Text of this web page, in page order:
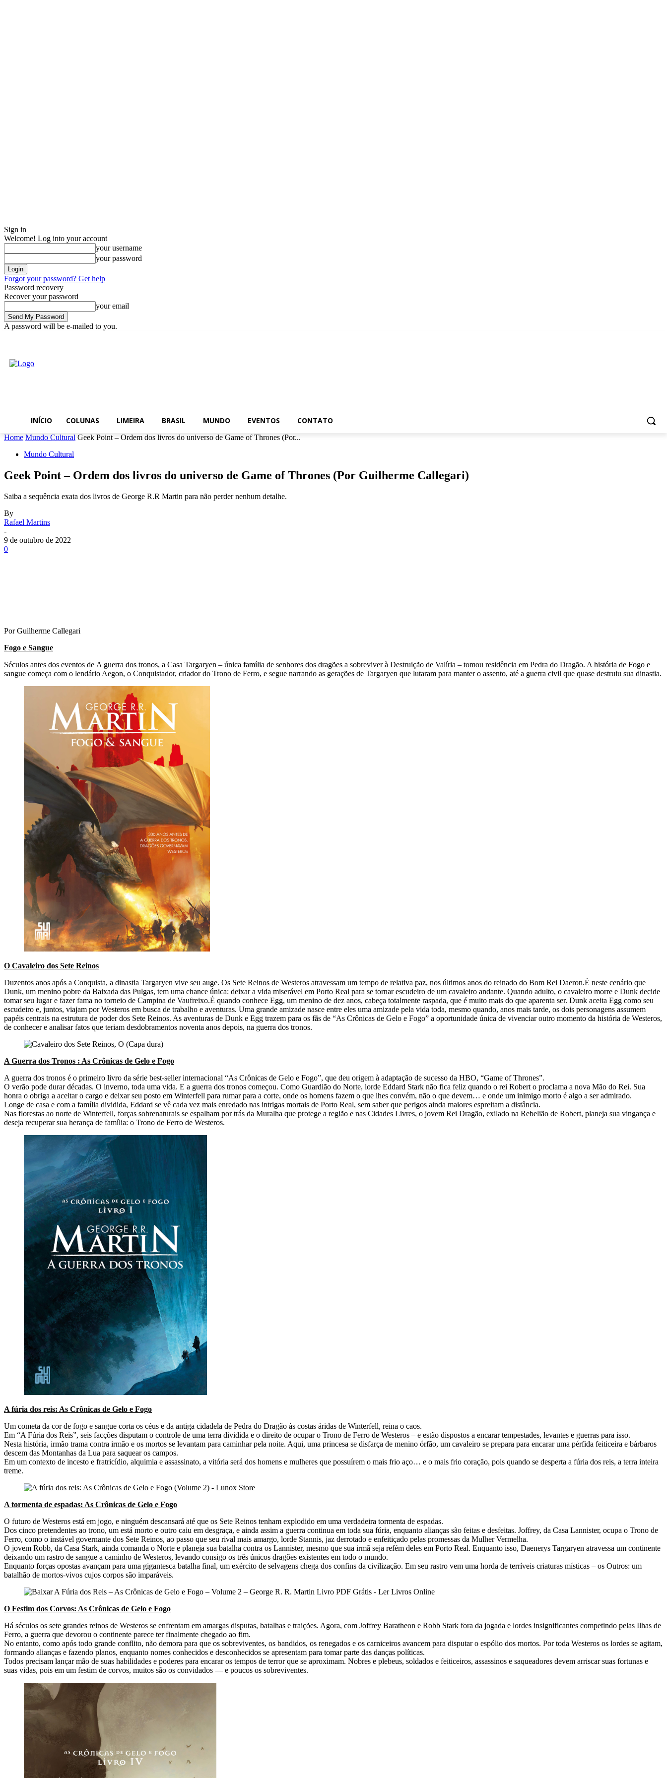
Sign in
Welcome! Log into your account
your username
your password
Forgot your password? Get help
Password recovery
Recover your password
your email
A password will be e-mailed to you.
INÍCIO COLUNAS LIMEIRA BRASIL MUNDO EVENTOS CONTATO
Home Mundo Cultural Geek Point – Ordem dos livros do universo de Game of Thrones (Por...
Mundo Cultural
Geek Point – Ordem dos livros do universo de Game of Thrones (Por Guilherme Callegari)
Saiba a sequência exata dos livros de George R.R Martin para não perder nenhum detalhe.
By
Rafael Martins
-
9 de outubro de 2022
0
Por Guilherme Callegari
Fogo e Sangue
Séculos antes dos eventos de A guerra dos tronos, a Casa Targaryen – única família de senhores dos dragões a sobreviver à Destruição de Valíria – tomou residência em Pedra do Dragão. A história de Fogo e
sangue começa com o lendário Aegon, o Conquistador, criador do Trono de Ferro, e segue narrando as gerações de Targaryen que lutaram para manter o assento, até a guerra civil que quase destruiu sua dinastia.
O Cavaleiro dos Sete Reinos
Duzentos anos após a Conquista, a dinastia Targaryen vive seu auge. Os Sete Reinos de Westeros atravessam um tempo de relativa paz, nos últimos anos do reinado do Bom Rei Daeron.É neste cenário que
Dunk, um menino pobre da Baixada das Pulgas, tem uma chance única: deixar a vida miserável em Porto Real para se tornar escudeiro de um cavaleiro andante. Quando adulto, o cavaleiro morre e Dunk decide
tomar seu lugar e fazer fama no torneio de Campina de Vaufreixo.É quando conhece Egg, um menino de dez anos, cabeça totalmente raspada, que é muito mais do que aparenta ser. Dunk aceita Egg como seu
escudeiro e, juntos, viajam por Westeros em busca de trabalho e aventuras. Uma grande amizade nasce entre eles uma amizade pela vida toda, mesmo quando, anos mais tarde, os dois personagens assumem
papéis centrais na estrutura de poder dos Sete Reinos. As aventuras de Dunk e Egg trazem para os fãs de “As Crônicas de Gelo e Fogo” a oportunidade única de vivenciar outro momento da história de Westeros,
de conhecer e analisar fatos que teriam desdobramentos noventa anos depois, na guerra dos tronos.
A Guerra dos Tronos : As Crônicas de Gelo e Fogo
A guerra dos tronos é o primeiro livro da série best-seller internacional “As Crônicas de Gelo e Fogo”, que deu origem à adaptação de sucesso da HBO, “Game of Thrones”.
O verão pode durar décadas. O inverno, toda uma vida. E a guerra dos tronos começou. Como Guardião do Norte, lorde Eddard Stark não fica feliz quando o rei Robert o proclama a nova Mão do Rei. Sua
honra o obriga a aceitar o cargo e deixar seu posto em Winterfell para rumar para a corte, onde os homens fazem o que lhes convém, não o que devem… e onde um inimigo morto é algo a ser admirado.
Longe de casa e com a família dividida, Eddard se vê cada vez mais enredado nas intrigas mortais de Porto Real, sem saber que perigos ainda maiores espreitam a distância.
Nas florestas ao norte de Winterfell, forças sobrenaturais se espalham por trás da Muralha que protege a região e nas Cidades Livres, o jovem Rei Dragão, exilado na Rebelião de Robert, planeja sua vingança e
deseja recuperar sua herança de família: o Trono de Ferro de Westeros.
A fúria dos reis: As Crônicas de Gelo e Fogo
Um cometa da cor de fogo e sangue corta os céus e da antiga cidadela de Pedra do Dragão às costas áridas de Winterfell, reina o caos.
Em “A Fúria dos Reis”, seis facções disputam o controle de uma terra dividida e o direito de ocupar o Trono de Ferro de Westeros – e estão dispostos a encarar tempestades, levantes e guerras para isso.
Nesta história, irmão trama contra irmão e os mortos se levantam para caminhar pela noite. Aqui, uma princesa se disfarça de menino órfão, um cavaleiro se prepara para encarar uma pérfida feiticeira e bárbaros
descem das Montanhas da Lua para saquear os campos.
Em um contexto de incesto e fratricídio, alquimia e assassinato, a vitória será dos homens e mulheres que possuírem o mais frio aço… e o mais frio coração, pois quando se desperta a fúria dos reis, a terra inteira
treme.
A tormenta de espadas: As Crônicas de Gelo e Fogo
O futuro de Westeros está em jogo, e ninguém descansará até que os Sete Reinos tenham explodido em uma verdadeira tormenta de espadas.
Dos cinco pretendentes ao trono, um está morto e outro caiu em desgraça, e ainda assim a guerra continua em toda sua fúria, enquanto alianças são feitas e desfeitas. Joffrey, da Casa Lannister, ocupa o Trono de
Ferro, como o instável governante dos Sete Reinos, ao passo que seu rival mais amargo, lorde Stannis, jaz derrotado e enfeitiçado pelas promessas da Mulher Vermelha.
O jovem Robb, da Casa Stark, ainda comanda o Norte e planeja sua batalha contra os Lannister, mesmo que sua irmã seja refém deles em Porto Real. Enquanto isso, Daenerys Targaryen atravessa um continente
deixando um rastro de sangue a caminho de Westeros, levando consigo os três únicos dragões existentes em todo o mundo.
Enquanto forças opostas avançam para uma gigantesca batalha final, um exército de selvagens chega dos confins da civilização. Em seu rastro vem uma horda de terríveis criaturas místicas – os Outros: um
batalhão de mortos-vivos cujos corpos são imparáveis.
O Festim dos Corvos: As Crônicas de Gelo e Fogo
Há séculos os sete grandes reinos de Westeros se enfrentam em amargas disputas, batalhas e traições. Agora, com Joffrey Baratheon e Robb Stark fora da jogada e lordes insignificantes competindo pelas Ilhas de
Ferro, a guerra que devorou o continente parece ter finalmente chegado ao fim.
No entanto, como após todo grande conflito, não demora para que os sobreviventes, os bandidos, os renegados e os carniceiros avancem para disputar o espólio dos mortos. Por toda Westeros os lordes se agitam,
formando alianças e fazendo planos, enquanto nomes conhecidos e desconhecidos se apresentam para tomar parte das danças políticas.
Todos precisam lançar mão de suas habilidades e poderes para encarar os tempos de terror que se aproximam. Nobres e plebeus, soldados e feiticeiros, assassinos e saqueadores devem arriscar suas fortunas e
suas vidas, pois em um festim de corvos, muitos são os convidados ― e poucos os sobreviventes.